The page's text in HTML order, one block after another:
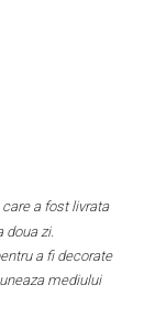
a fost livrata
zi.
a fi decorate
mediului